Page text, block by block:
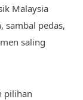
Malaysia
sambal pedas,
saling
pilihan